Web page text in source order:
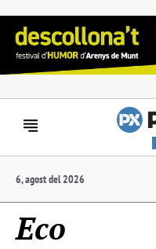
6, agost del 2026
Eco